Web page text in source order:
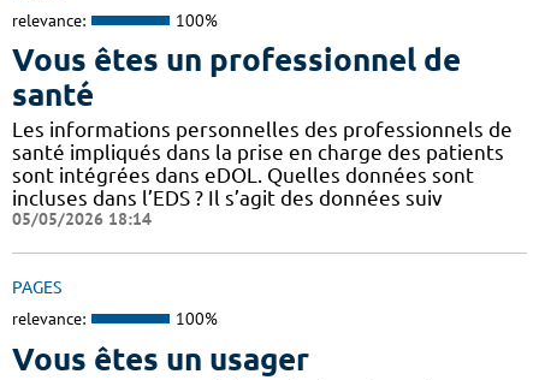
relevance: 100%
Vous êtes un professionnel de
santé
Les informations personnelles des professionnels de
santé impliqués dans la prise en charge des patients
sont intégrées dans eDOL. Quelles données sont
incluses dans l’EDS ? Il s’agit des données suiv
05/05/2026 18:14
PAGES
relevance: 100%
Vous êtes un usager